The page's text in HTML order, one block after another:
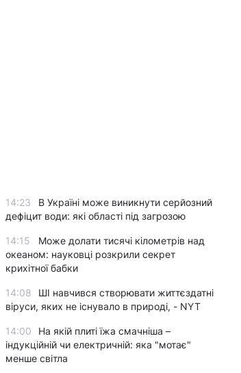
14:23
В Україні може виникнути серйозний
дефіцит води: які області під загрозою
14:15
Може долати тисячі кілометрів над
океаном: науковці розкрили секрет
крихітної бабки
14:08
ШІ навчився створювати життєздатні
віруси, яких не існувало в природі, - NYT
14:00
На якій плиті їжа смачніша –
індукційній чи електричній: яка "мотає"
менше світла